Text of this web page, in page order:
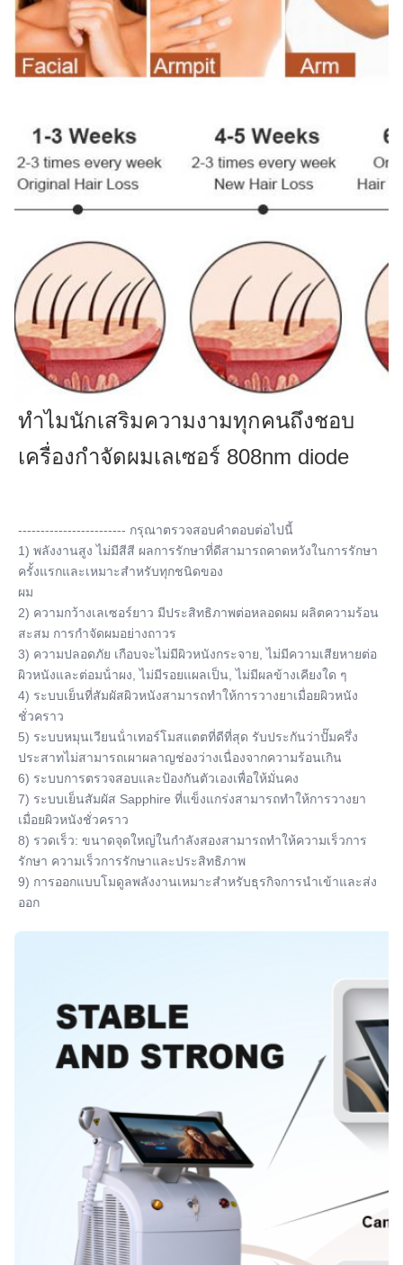
ทําไมนักเสริมความงามทุกคนถึงชอบ
เครื่องกําจัดผมเลเซอร์ 808nm diode
------------------------ กรุณาตรวจสอบคําตอบต่อไปนี้
1) พลังงานสูง ไม่มีสีสี ผลการรักษาที่ดีสามารถคาดหวังในการรักษา
ครั้งแรกและเหมาะสําหรับทุกชนิดของ
ผม
2) ความกว้างเลเซอร์ยาว มีประสิทธิภาพต่อหลอดผม ผลิตความร้อน
สะสม การกําจัดผมอย่างถาวร
3) ความปลอดภัย เกือบจะไม่มีผิวหนังกระจาย, ไม่มีความเสียหายต่อ
ผิวหนังและต่อมน้ําผง, ไม่มีรอยแผลเป็น, ไม่มีผลข้างเคียงใด ๆ
4) ระบบเย็นที่สัมผัสผิวหนังสามารถทําให้การวางยาเมื่อยผิวหนัง
ชั่วคราว
5) ระบบหมุนเวียนน้ําเทอร์โมสแตตที่ดีที่สุด รับประกันว่าปั๊มครึ่ง
ประสาทไม่สามารถเผาผลาญช่องว่างเนื่องจากความร้อนเกิน
6) ระบบการตรวจสอบและป้องกันตัวเองเพื่อให้มั่นคง
7) ระบบเย็นสัมผัส Sapphire ที่แข็งแกร่งสามารถทําให้การวางยา
เมื่อยผิวหนังชั่วคราว
8) รวดเร็ว: ขนาดจุดใหญ่ในกําลังสองสามารถทําให้ความเร็วการ
รักษา ความเร็วการรักษาและประสิทธิภาพ
9) การออกแบบโมดูลพลังงานเหมาะสําหรับธุรกิจการนําเข้าและส่ง
ออก